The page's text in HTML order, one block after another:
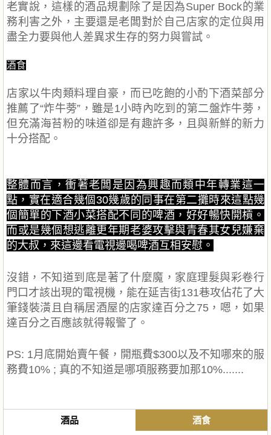
老實說，這樣的酒品規劃除了是因為Super Bock的業
務利害之外，主要還是老闆對於自己店家的定位與用
盡全力要與他人差異求生存的努力與嘗試。
酒食
店家以牛肉類料理自豪，而已吃飽的小酌下酒菜部分
推薦了“炸牛蒡”，雖是1小時內吃到的第二盤炸牛蒡，
但充滿海苔粉的味道卻是有趣許多，且與新鮮的新力
十分搭配。
整體而言，衝著老闆是因為興趣而類中年轉業這一
點，實在適合幾個30幾歲的同事在第二攤時來這點幾
個簡單的下酒小菜搭配不同的啤酒，好好暢快開槓。
而或是幾個想逃離更年期老婆攻擊與青春其女兒嫌棄
的大叔，來這邊看電視邊喝啤酒互相安慰。
沒錯，不知道到底是著了什麼魔，家庭理髮與彩卷行
門口才該出現的電視機，能在延吉街131巷攻佔花了大
筆錢裝潢且自稱居酒屋的店家達百分之75，嗯，如果
達百分之百應該就得報警了。
PS: 1月底開始賣午餐，開瓶費$300以及不知哪來的服
務費10% ; 真的不知道是哪項服務要加那10%.......
酒品 酒食